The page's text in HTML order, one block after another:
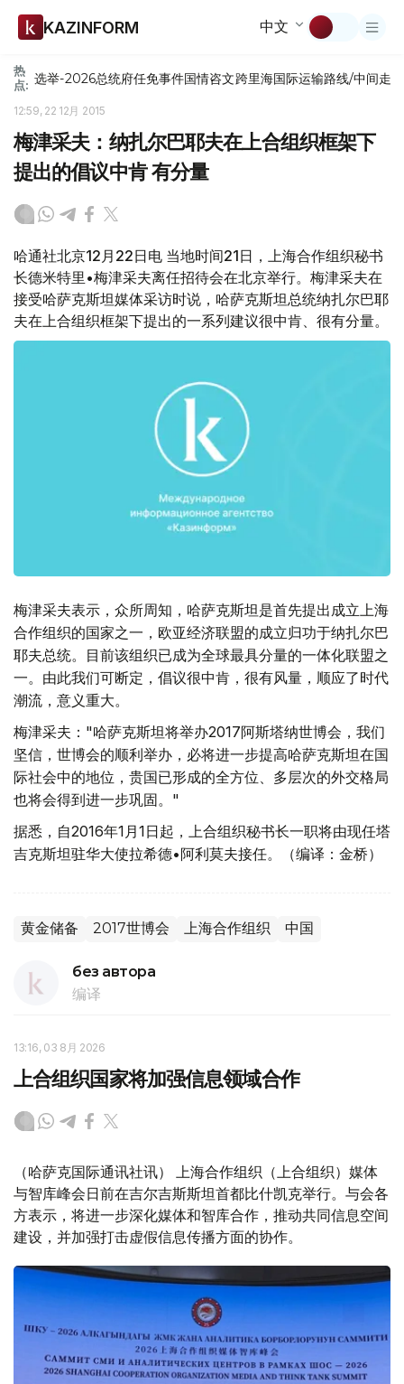
KAZINFORM 中文
热
点: 选举-2026总统府任免事件国情咨文跨里海国际运输路线/中间走廊
12:59, 22 12月 2015
梅津采夫：纳扎尔巴耶夫在上合组织框架下
提出的倡议中肯 有分量
哈通社北京12月22日电 当地时间21日，上海合作组织秘书
长德米特里•梅津采夫离任招待会在北京举行。梅津采夫在
接受哈萨克斯坦媒体采访时说，哈萨克斯坦总统纳扎尔巴耶
夫在上合组织框架下提出的一系列建议很中肯、很有分量。
梅津采夫表示，众所周知，哈萨克斯坦是首先提出成立上海
合作组织的国家之一，欧亚经济联盟的成立归功于纳扎尔巴
耶夫总统。目前该组织已成为全球最具分量的一体化联盟之
一。由此我们可断定，倡议很中肯，很有风量，顺应了时代
潮流，意义重大。
梅津采夫："哈萨克斯坦将举办2017阿斯塔纳世博会，我们
坚信，世博会的顺利举办，必将进一步提高哈萨克斯坦在国
际社会中的地位，贵国已形成的全方位、多层次的外交格局
也将会得到进一步巩固。"
据悉，自2016年1月1日起，上合组织秘书长一职将由现任塔
吉克斯坦驻华大使拉希德•阿利莫夫接任。（编译：金桥）
黄金储备 2017世博会 上海合作组织 中国
без автора
编译
13:16, 03 8月 2026
上合组织国家将加强信息领域合作
（哈萨克国际通讯社讯） 上海合作组织（上合组织）媒体
与智库峰会日前在吉尔吉斯斯坦首都比什凯克举行。与会各
方表示，将进一步深化媒体和智库合作，推动共同信息空间
建设，并加强打击虚假信息传播方面的协作。